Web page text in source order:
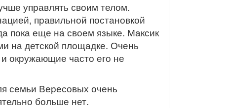
управлять своим телом.
правильной постановкой
пока еще на своем языке. Максик
на детской площадке. Очень
окружающие часто его не
семьи Вересовых очень
больше нет.